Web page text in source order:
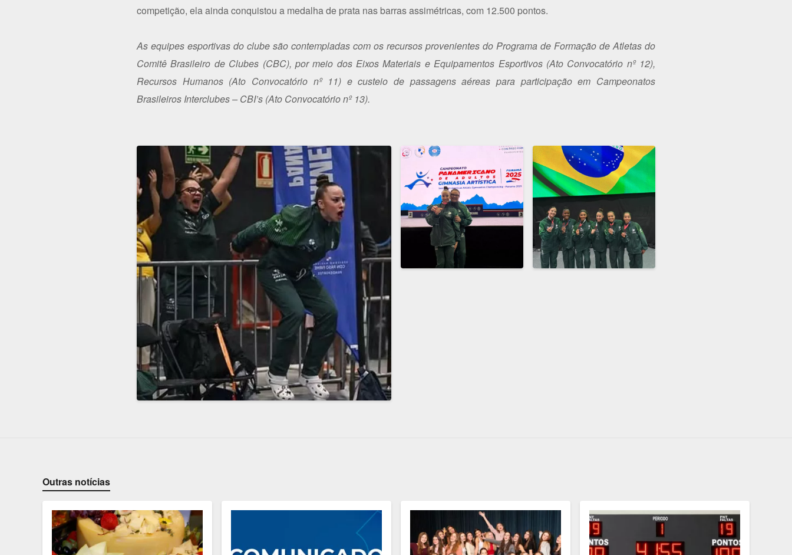
competição, ela ainda conquistou a medalha de prata nas barras assimétricas, com 12.500 pontos.
As equipes esportivas do clube são contempladas com os recursos provenientes do Programa de Formação de Atletas do
Comitê Brasileiro de Clubes (CBC), por meio dos Eixos Materiais e Equipamentos Esportivos (Ato Convocatório nº 12),
Recursos Humanos (Ato Convocatório nº 11) e custeio de passagens aéreas para participação em Campeonatos
Brasileiros Interclubes – CBI’s (Ato Convocatório nº 13).
Outras notícias